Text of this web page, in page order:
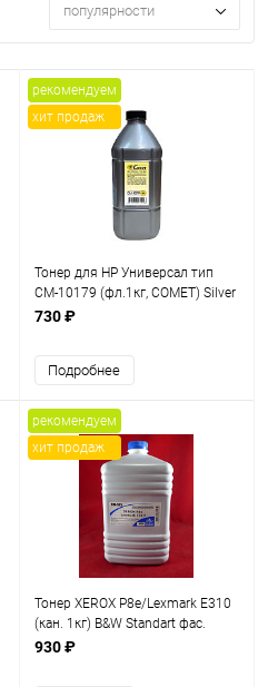
популярности
рекомендуем
хит продаж
Тонер для HP Универсал тип
CM-10179 (фл.1кг, COMET) Silver
ATM
730 ₽
Подробнее
рекомендуем
хит продаж
Тонер XEROX P8e/Lexmark E310
(кан. 1кг) B&W Standart фас.
930 ₽